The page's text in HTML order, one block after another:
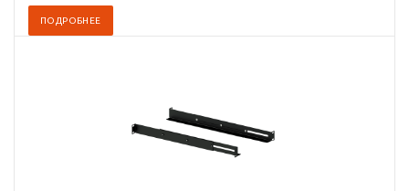
ПОДРОБНЕЕ